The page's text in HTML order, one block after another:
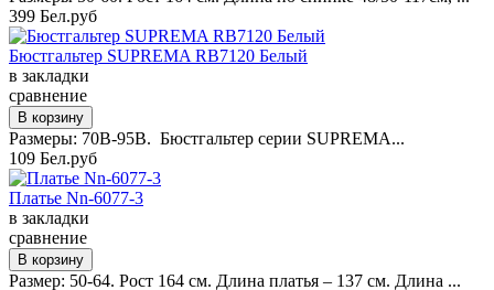
399 Бел.руб
Бюстгальтер SUPREMA RB7120 Белый
в закладки
сравнение
Размеры: 70B-95B. Бюстгальтер серии SUPREMA...
109 Бел.руб
Платье Nn-6077-3
в закладки
сравнение
Размер: 50-64. Рост 164 см. Длина платья – 137 см. Длина ...